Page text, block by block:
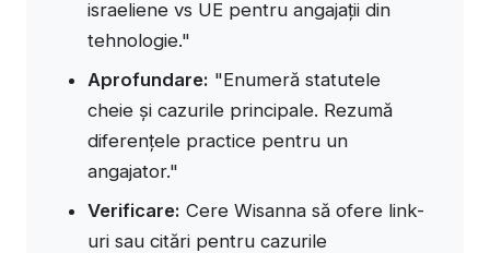
israeliene vs UE pentru angajații din
tehnologie."
Aprofundare: "Enumeră statutele
cheie și cazurile principale. Rezumă
diferențele practice pentru un
angajator."
Verificare: Cere Wisanna să ofere link-
uri sau citări pentru cazurile